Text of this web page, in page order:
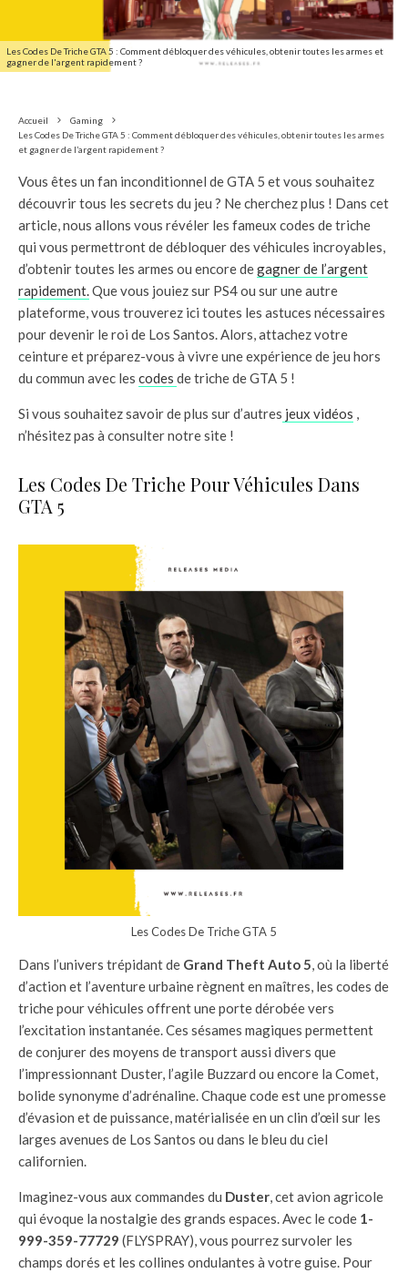
Les Codes De Triche GTA 5 : Comment débloquer des véhicules, obtenir toutes les armes et
gagner de l'argent rapidement ?
Accueil
Gaming
Les Codes De Triche GTA 5 : Comment débloquer des véhicules, obtenir toutes les armes
et gagner de l’argent rapidement ?
Vous êtes un fan inconditionnel de GTA 5 et vous souhaitez
découvrir tous les secrets du jeu ? Ne cherchez plus ! Dans cet
article, nous allons vous révéler les fameux codes de triche
qui vous permettront de débloquer des véhicules incroyables,
d’obtenir toutes les armes ou encore degagner de l’argent
rapidement.Que vous jouiez sur PS4 ou sur une autre
plateforme, vous trouverez ici toutes les astuces nécessaires
pour devenir le roi de Los Santos. Alors, attachez votre
ceinture et préparez-vous à vivre une expérience de jeu hors
du commun avec les codes de triche de GTA 5 !
Si vous souhaitez savoir de plus sur d’autres jeux vidéos ,
n’hésitez pas à consulter notre site !
Les Codes De Triche Pour Véhicules Dans
GTA 5
Les Codes De Triche GTA 5
Dans l’univers trépidant de Grand Theft Auto 5, où la liberté
d’action et l’aventure urbaine règnent en maîtres, les codes de
triche pour véhicules offrent une porte dérobée vers
l’excitation instantanée. Ces sésames magiques permettent
de conjurer des moyens de transport aussi divers que
l’impressionnant Duster, l’agile Buzzard ou encore la Comet,
bolide synonyme d’adrénaline. Chaque code est une promesse
d’évasion et de puissance, matérialisée en un clin d’œil sur les
larges avenues de Los Santos ou dans le bleu du ciel
californien.
Imaginez-vous aux commandes du Duster, cet avion agricole
qui évoque la nostalgie des grands espaces. Avec le code 1-
999-359-77729 (FLYSPRAY), vous pourrez survoler les
champs dorés et les collines ondulantes à votre guise. Pour